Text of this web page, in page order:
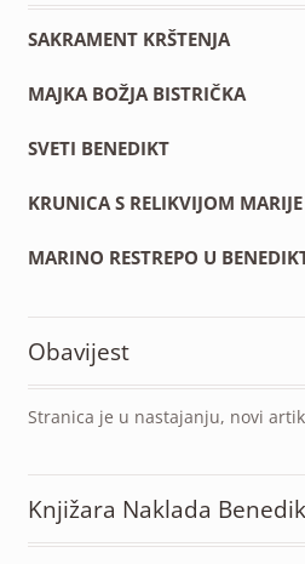
SAKRAMENT KRŠTENJA
MAJKA BOŽJA BISTRIČKA
SVETI BENEDIKT
KRUNICA S RELIKVIJOM
MARINO RESTREPO U
Obavijest
Stranica je u nastajanju, novi
Knjižara Naklada